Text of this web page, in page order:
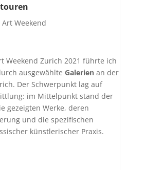
Weekend
Weekend Zurich 2021 führte ich
ausgewählte Galerienan der
Der Schwerpunkt lag auf
im Mittelpunkt stand der
gezeigten Werke, deren
und die spezifischen
künstlerischer Praxis.